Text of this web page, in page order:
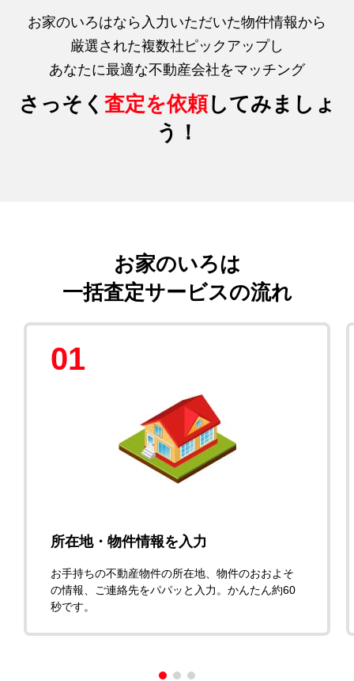
お家のいろはなら入力いただいた物件情報から
厳選された複数社ピックアップし
あなたに最適な不動産会社をマッチング
さっそく 査定を依頼してみましょ
う！
お家のいろは
一括査定サービスの流れ
01
所在地・物件情報を入力
お手持ちの不動産物件の所在地、物件のおおよそ
の情報、ご連絡先をパパッと入力。かんたん約60
秒です。